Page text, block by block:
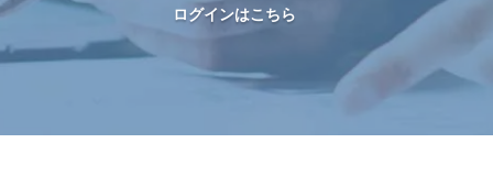
ログインはこちら